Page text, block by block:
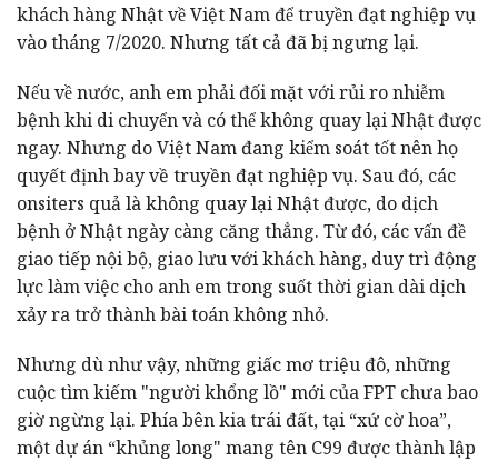
khách hàng Nhật về Việt Nam để truyền đạt nghiệp vụ
vào tháng 7/2020. Nhưng tất cả đã bị ngưng lại.
Nếu về nước, anh em phải đối mặt với rủi ro nhiễm
bệnh khi di chuyển và có thể không quay lại Nhật được
ngay. Nhưng do Việt Nam đang kiểm soát tốt nên họ
quyết định bay về truyền đạt nghiệp vụ. Sau đó, các
onsiters quả là không quay lại Nhật được, do dịch
bệnh ở Nhật ngày càng căng thẳng. Từ đó, các vấn đề
giao tiếp nội bộ, giao lưu với khách hàng, duy trì động
lực làm việc cho anh em trong suốt thời gian dài dịch
xảy ra trở thành bài toán không nhỏ.
Nhưng dù như vậy, những giấc mơ triệu đô, những
cuộc tìm kiếm "người khổng lồ" mới của FPT chưa bao
giờ ngừng lại. Phía bên kia trái đất, tại “xứ cờ hoa”,
một dự án “khủng long" mang tên C99 được thành lập